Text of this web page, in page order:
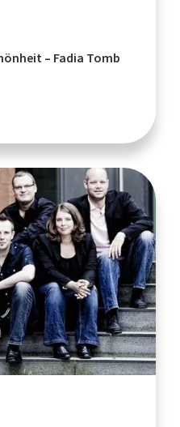
– Fadia Tomb